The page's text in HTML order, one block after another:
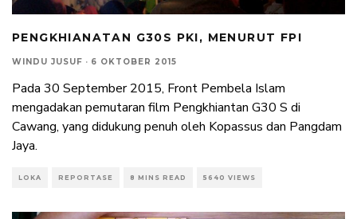
PENGKHIANATAN G30S PKI, MENURUT FPI
WINDU JUSUF · 6 OKTOBER 2015
Pada 30 September 2015, Front Pembela Islam
mengadakan pemutaran film Pengkhiantan G30 S di
Cawang, yang didukung penuh oleh Kopassus dan Pangdam
Jaya.
LOKA REPORTASE 8 MINS READ 5640 VIEWS